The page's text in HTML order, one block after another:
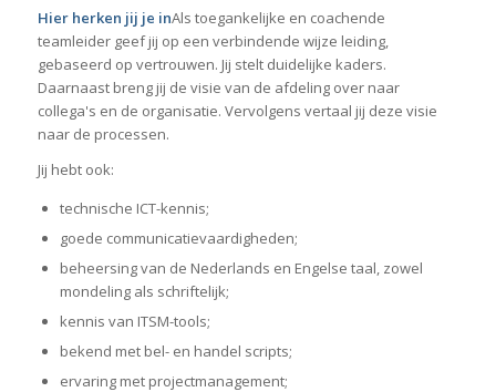
Hier herken jij je inAls toegankelijke en coachende
teamleider geef jij op een verbindende wijze leiding,
gebaseerd op vertrouwen. Jij stelt duidelijke kaders.
Daarnaast breng jij de visie van de afdeling over naar
collega's en de organisatie. Vervolgens vertaal jij deze visie
naar de processen.
Jij hebt ook:
technische ICT-kennis;
goede communicatievaardigheden;
beheersing van de Nederlands en Engelse taal, zowel
mondeling als schriftelijk;
kennis van ITSM-tools;
bekend met bel- en handel scripts;
ervaring met projectmanagement;